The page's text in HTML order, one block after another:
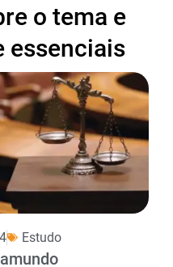
o tema e
essenciais
Estudo